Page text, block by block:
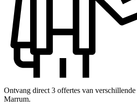
Ontvang direct 3 offertes van
Marrum.